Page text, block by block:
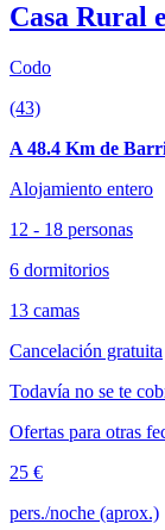
Casa Rural
Codo
(43)
A 48.4 Km de
Alojamiento entero
12 - 18 personas
6 dormitorios
13 camas
Cancelación gratuita
Todavía no se te
Ofertas para otras
25 €
pers./noche (aprox.)